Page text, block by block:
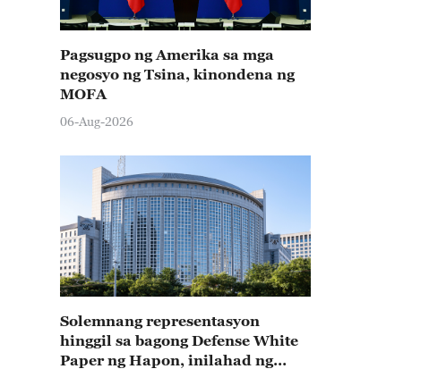
Pagsugpo ng Amerika sa mga
negosyo ng Tsina, kinondena ng
MOFA
06-Aug-2026
Solemnang representasyon
hinggil sa bagong Defense White
Paper ng Hapon, inilahad ng